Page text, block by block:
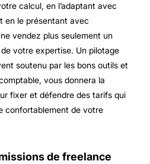
calcul, en l’adaptant avec
en le présentant avec
vendez plus seulement un
votre expertise. Un pilotage
soutenu par les bons outils et
vous donnera la
fixer et défendre des tarifs qui
confortablement de votre
de freelance